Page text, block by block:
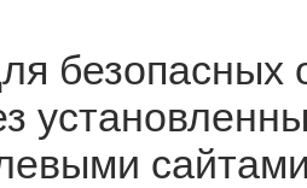
безопасных